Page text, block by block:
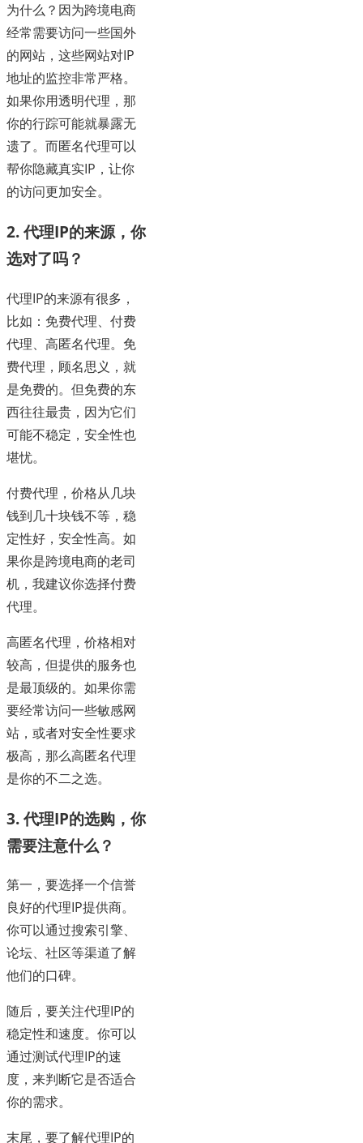
为什么？因为跨境电商
经常需要访问一些国外
的网站，这些网站对IP
地址的监控非常严格。
如果你用透明代理，那
你的行踪可能就暴露无
遗了。而匿名代理可以
帮你隐藏真实IP，让你
的访问更加安全。
2. 代理IP的来源，你
选对了吗？
代理IP的来源有很多，
比如：免费代理、付费
代理、高匿名代理。免
费代理，顾名思义，就
是免费的。但免费的东
西往往最贵，因为它们
可能不稳定，安全性也
堪忧。
付费代理，价格从几块
钱到几十块钱不等，稳
定性好，安全性高。如
果你是跨境电商的老司
机，我建议你选择付费
代理。
高匿名代理，价格相对
较高，但提供的服务也
是最顶级的。如果你需
要经常访问一些敏感网
站，或者对安全性要求
极高，那么高匿名代理
是你的不二之选。
3. 代理IP的选购，你
需要注意什么？
第一，要选择一个信誉
良好的代理IP提供商。
你可以通过搜索引擎、
论坛、社区等渠道了解
他们的口碑。
随后，要关注代理IP的
稳定性和速度。你可以
通过测试代理IP的速
度，来判断它是否适合
你的需求。
末尾，要了解代理IP的